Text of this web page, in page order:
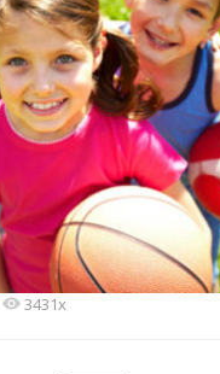
3431x